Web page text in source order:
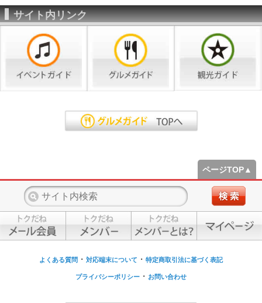
サイト内リンク
ページTOP▲
よくある質問 ・ 対応端末について ・ 特定商取引法に基づく表記
プライバシーポリシー ・ お問い合わせ